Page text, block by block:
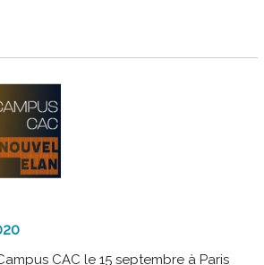
CAC le 15 septembre à Paris